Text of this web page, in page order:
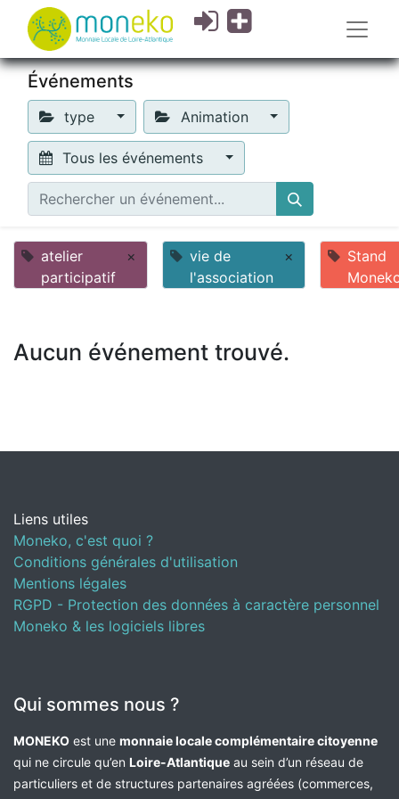
Événements
type Animation
Tous les événements
atelier
participatif
×
vie de
l'association
×
Stand
Aucun événement trouvé.
Liens utiles
Moneko, c'est quoi ?
Conditions générales d'utilisation
Mentions légales
RGPD - Protection des données à caractère personnel
Moneko & les logiciels libres
Qui sommes nous ?
MONEKO est une monnaie locale complémentaire citoyenne
qui ne circule qu’en Loire-Atlantique au sein d’un réseau de
particuliers et de structures partenaires agréées (commerces,